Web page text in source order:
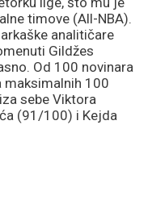
timove (All-NBA).
analitičare
Gildžes
Od 100 novinara
maksimalnih 100
sebe Viktora
(91/100) i Kejda